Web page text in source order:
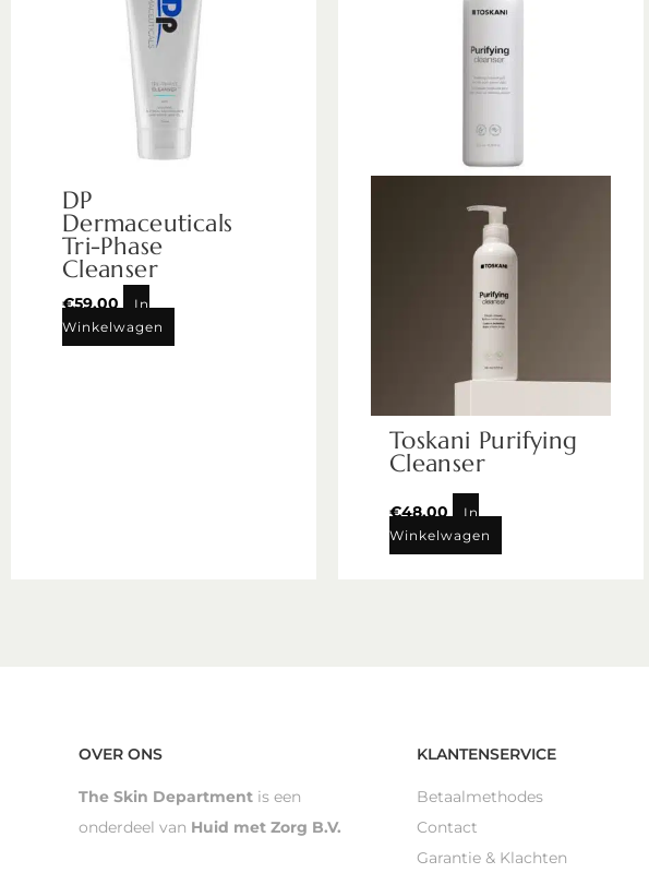
DP
Dermaceuticals
Tri-Phase
Cleanser
€59,00
In
Winkelwagen
Toskani Purifying
Cleanser
€48,00
In
Winkelwagen
OVER ONS
The Skin Department is een
onderdeel van Huid met Zorg B.V.
KLANTENSERVICE
Betaalmethodes
Contact
Garantie & Klachten